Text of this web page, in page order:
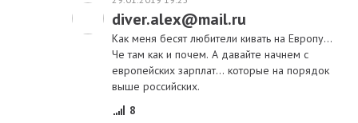
diver.alex@mail.ru
Как меня бесят любители кивать на Европу...
Че там как и почем. А давайте начнем с
европейских зарплат... которые на порядок
выше российских.
8